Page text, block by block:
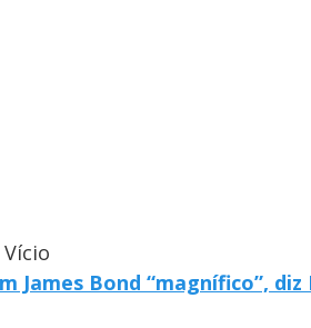
James Bond “magnífico”,